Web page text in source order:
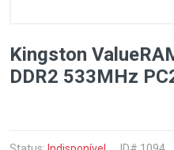
Kingston
DDR2 533MHz